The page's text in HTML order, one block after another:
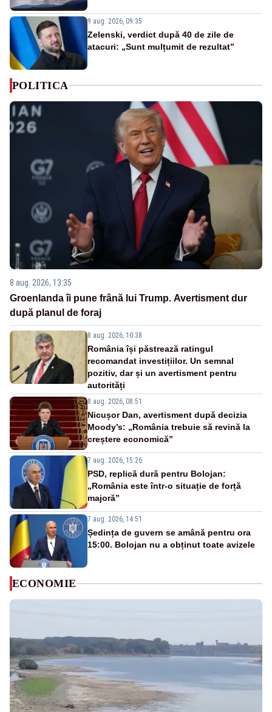
9 aug. 2026, 09:35
Zelenski, verdict după 40 de zile de
atacuri: „Sunt mulțumit de rezultat”
POLITICA
8 aug. 2026, 13:35
Groenlanda îi pune frână lui Trump. Avertisment dur
după planul de foraj
8 aug. 2026, 10:38
România își păstrează ratingul
recomandat investițiilor. Un semnal
pozitiv, dar și un avertisment pentru
autorități
8 aug. 2026, 08:51
Nicușor Dan, avertisment după decizia
Moody’s: „România trebuie să revină la
creștere economică”
7 aug. 2026, 15:26
PSD, replică dură pentru Bolojan:
„România este într-o situație de forță
majoră”
7 aug. 2026, 14:51
Ședința de guvern se amână pentru ora
15:00. Bolojan nu a obținut toate avizele
ECONOMIE